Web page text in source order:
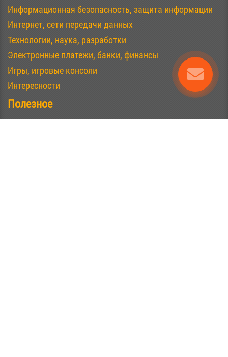
Информационная безопасность, защита информации
Интернет, сети передачи данных
Технологии, наука, разработки
Электронные платежи, банки, финансы
Игры, игровые консоли
Интересности
Полезное
Ремонт, настройка